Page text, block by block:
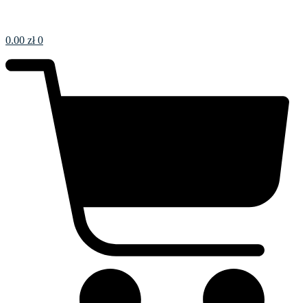
0.00 zł 0